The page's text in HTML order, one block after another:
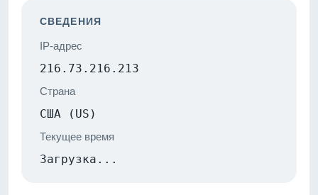
СВЕДЕНИЯ
IP-адрес
216.73.216.213
Страна
США (US)
Текущее время
Загрузка...